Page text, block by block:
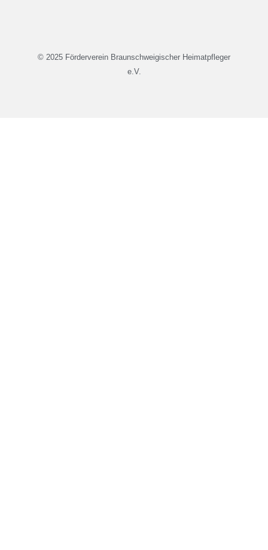
© 2025 Förderverein Braunschweigischer Heimatpfleger
e.V.